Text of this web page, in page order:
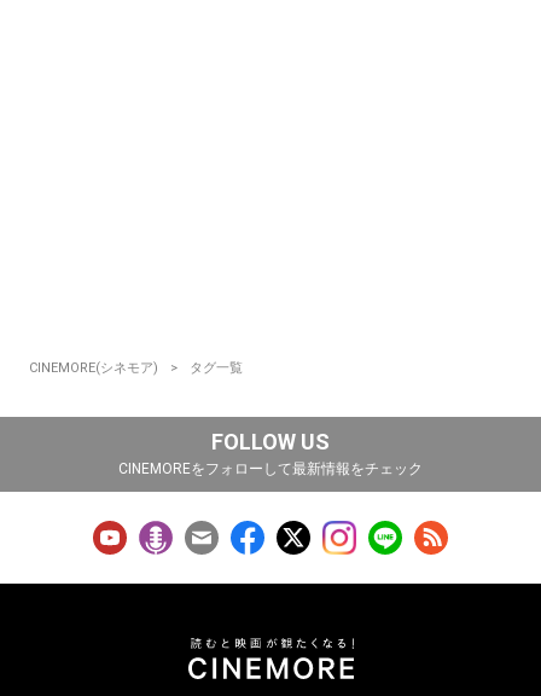
CINEMORE(シネモア) タグ一覧
FOLLOW US
CINEMOREをフォローして最新情報をチェック